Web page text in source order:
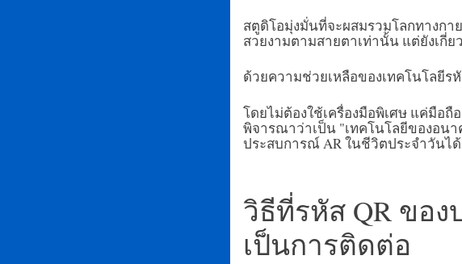
สตูดิโอมุ่งมั่นที่จะผสมรวมโลกทางก
สวยงามตามสายตาเท่านั้น แต่ยังเกี่
ด้วยความช่วยเหลือของเทคโนโลยีร
โดยไม่ต้องใช้เครื่องมือพิเศษ แค่มือถื
พิจารณาว่าเป็น "เทคโนโลยีของอน
ประสบการณ์ AR ในชีวิตประจำวันได้
วิธีที่รหัส QR ขอ
เป็นการติดต่อ